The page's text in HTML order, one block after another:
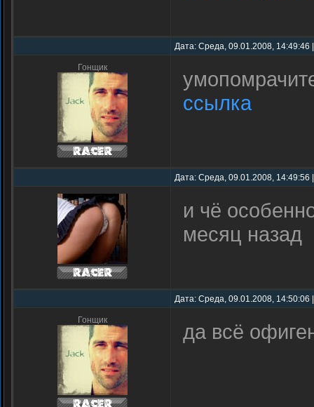
Дата: Среда, 09.01.2008,
Гонщик
ссылка
Дата: Среда, 09.01.2008,
и чё
месяц назад
Дата: Среда, 09.01.2008,
Гонщик да всё